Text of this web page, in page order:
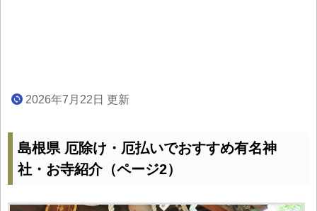
2026年7月22日 更新
島根県 厄除け・厄払いでおすすめ有名神
社・お寺紹介（ページ2）